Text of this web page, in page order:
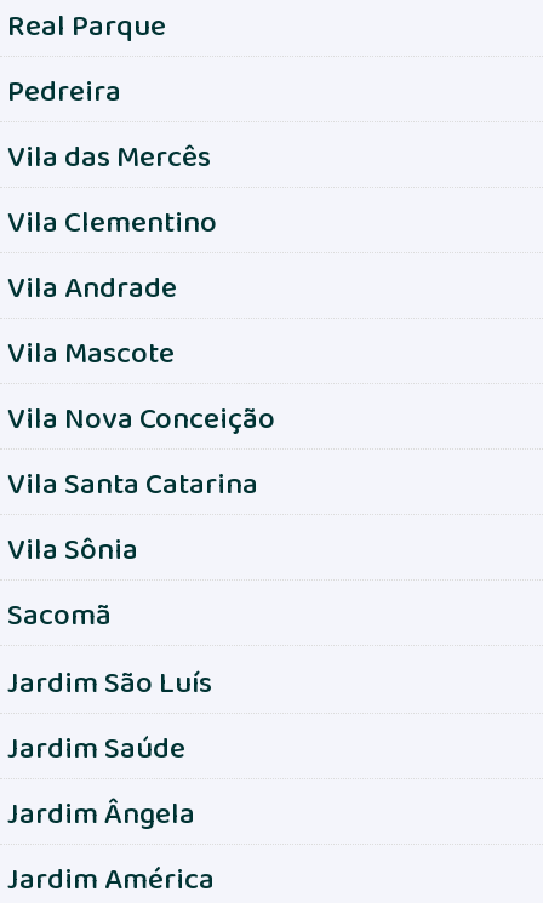
Real Parque
Pedreira
Vila das Mercês
Vila Clementino
Vila Andrade
Vila Mascote
Vila Nova Conceição
Vila Santa Catarina
Vila Sônia
Sacomã
Jardim São Luís
Jardim Saúde
Jardim Ângela
Jardim América